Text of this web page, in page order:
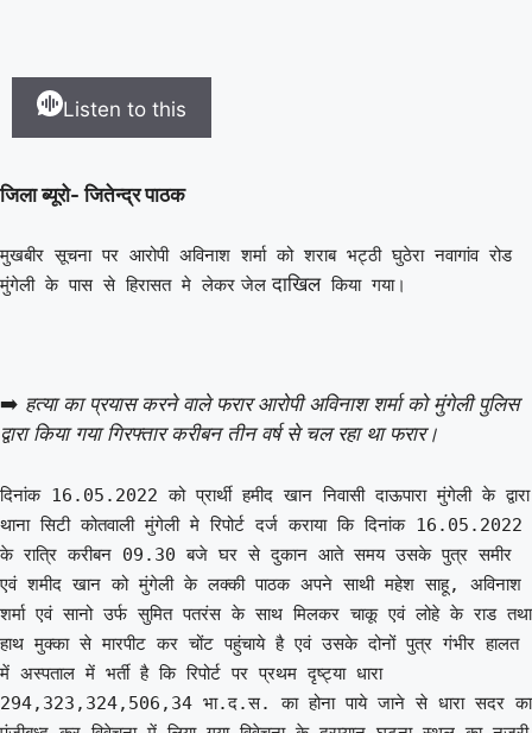
Listen to this
जिला ब्यूरो- जितेन्द्र पाठक
मुखबीर सूचना पर आरोपी अविनाश शर्मा को शराब भट्ठी घुठेरा नवागांव रोड
मुंगेली के पास से हिरासत मे लेकर जेल दाखिलकिया गया।
➡️ हत्या का प्रयास करने वाले फरार आरोपी अविनाश शर्मा को मुंगेली पुलिस
द्वारा किया गया गिरफ्तार करीबन तीन वर्ष से चल रहा था फरार।
दिनांक 16.05.2022 को प्रार्थी हमीद खान निवासी दाऊपारा मुंगेली के द्वारा
थाना सिटी कोतवाली मुंगेली मे रिपोर्ट दर्ज कराया कि दिनांक 16.05.2022
के रात्रि करीबन 09.30 बजे घर से दुकान आते समय उसके पुत्र समीर
एवं शमीद खान को मुंगेली के लक्की पाठक अपने साथी महेश साहू, अविनाश
शर्मा एवं सानो उर्फ सुमित पतरंस के साथ मिलकर चाकू एवं लोहे के राड तथा
हाथ मुक्का से मारपीट कर चोंट पहुंचाये है एवं उसके दोनों पुत्र गंभीर हालत
में अस्पताल में भर्ती है कि रिपोर्ट पर प्रथम दृष्ट्या धारा
294,323,324,506,34 भा.द.स. का होना पाये जाने से धारा सदर का